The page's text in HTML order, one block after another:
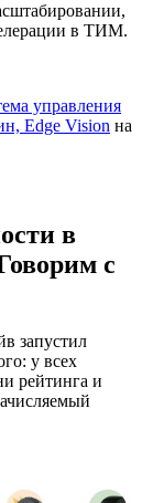
в ТИМ.
управления
Edge Vision на
в
с
запустил
у всех
рейтинга и